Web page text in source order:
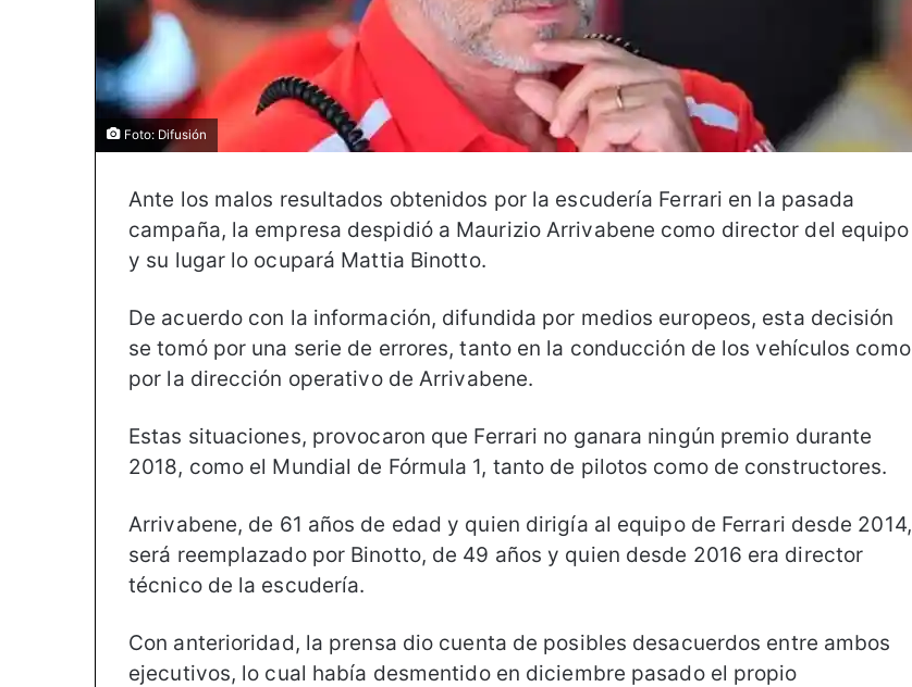
Foto: Difusión
Ante los malos resultados obtenidos por la escudería Ferrari en la pasada
campaña, la empresa despidió a Maurizio Arrivabene como director del equipo
y su lugar lo ocupará Mattia Binotto.
De acuerdo con la información, difundida por medios europeos, esta decisión
se tomó por una serie de errores, tanto en la conducción de los vehículos como
por la dirección operativo de Arrivabene.
Estas situaciones, provocaron que Ferrari no ganara ningún premio durante
2018, como el Mundial de Fórmula 1, tanto de pilotos como de constructores.
Arrivabene, de 61 años de edad y quien dirigía al equipo de Ferrari desde 2014,
será reemplazado por Binotto, de 49 años y quien desde 2016 era director
técnico de la escudería.
Con anterioridad, la prensa dio cuenta de posibles desacuerdos entre ambos
ejecutivos, lo cual había desmentido en diciembre pasado el propio